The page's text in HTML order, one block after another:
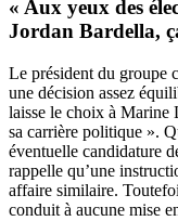
« Aux yeux des
Jordan Bardella,
Le président du groupe
une décision assez
laisse le choix à Marine
sa carrière politique ».
éventuelle candidature
rappelle qu’une
affaire similaire.
conduit à aucune mise